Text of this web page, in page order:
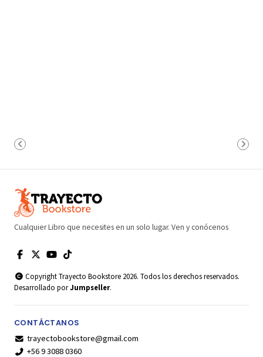
Cualquier Libro que necesites en un solo lugar. Ven y conócenos
Copyright Trayecto Bookstore 2026. Todos los derechos reservados.
Desarrollado porJumpseller.
CONTÁCTANOS
trayectobookstore@gmail.com
+56 9 3088 0360